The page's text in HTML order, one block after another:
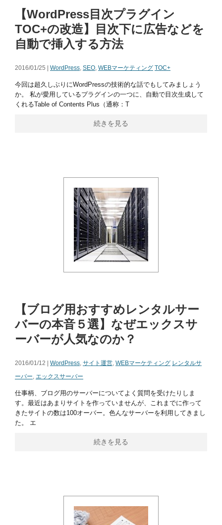
【WordPress目次プラグイン
TOC+の改造】目次下に広告などを
自動で挿入する方法
2016/01/25 | WordPress, SEO, WEBマーケティング TOC+
今回は超久しぶりにWordPressの技術的な話でもしてみましょう
か。 私が愛用しているプラグインの一つに、自動で目次生成して
くれるTable of Contents Plus（通称：T
続きを見る
【ブログ用おすすめレンタルサー
バーの本音５選】なぜエックスサ
ーバーが人気なのか？
2016/01/12 | WordPress, サイト運営, WEBマーケティング レンタルサ
ーバー, エックスサーバー
仕事柄、ブログ用のサーバーについてよく質問を受けたりしま
す。最近はあまりサイトを作っていませんが、これまでに作って
きたサイトの数は100オーバー。色んなサーバーを利用してきまし
た。 エ
続きを見る